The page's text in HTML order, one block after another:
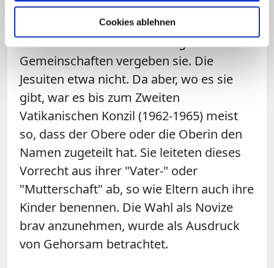
Cookies ablehnen
eigentlich vergeben?
Sztubitz:Zunächst mal: Längst nicht alle
Gemeinschaften vergeben sie. Die
Jesuiten etwa nicht. Da aber, wo es sie
gibt, war es bis zum Zweiten
Vatikanischen Konzil (1962-1965) meist
so, dass der Obere oder die Oberin den
Namen zugeteilt hat. Sie leiteten dieses
Vorrecht aus ihrer "Vater-" oder
"Mutterschaft" ab, so wie Eltern auch ihre
Kinder benennen. Die Wahl als Novize
brav anzunehmen, wurde als Ausdruck
von Gehorsam betrachtet.